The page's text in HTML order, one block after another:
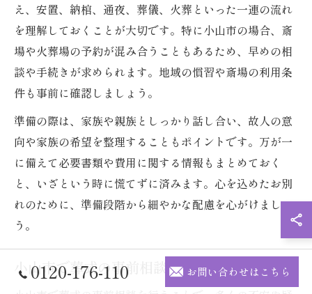
え、安置、納棺、通夜、葬儀、火葬といった一連の流れ
を理解しておくことが大切です。特に小山市の場合、斎
場や火葬場の予約が混み合うこともあるため、早めの相
談や手続きが求められます。地域の慣習や斎場の利用条
件も事前に確認しましょう。
準備の際は、家族や親族としっかり話し合い、故人の意
向や家族の希望を整理することもポイントです。万が一
に備えて必要書類や費用に関する情報もまとめておく
と、いざという時に慌てずに済みます。心を込めたお別
れのために、準備段階から細やかな配慮を心がけましょ
う。
小山市で葬式の事前相談を活用するメリット
0120-176-110 お問い合わせはこちら